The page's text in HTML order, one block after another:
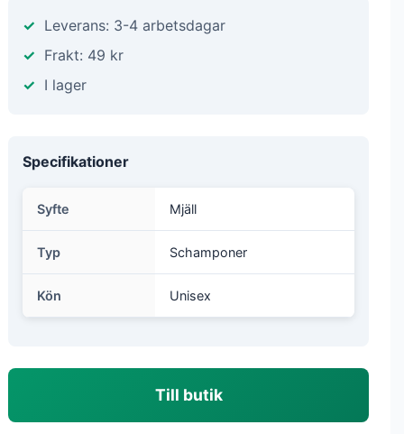
Leverans: 3-4 arbetsdagar
Frakt: 49 kr
I lager
Specifikationer
Syfte Mjäll
Typ Schamponer
Kön Unisex
Till butik